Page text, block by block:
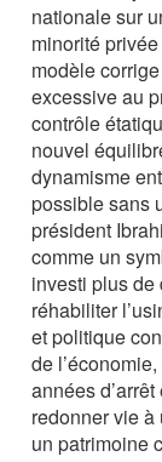
nationale sur
minorité
modèle
excessive au
contrôle
nouvel
dynamisme
possible sans
président
comme un
investi plus de
réhabiliter
et politique
de
années
redonner vie
un patrimoine